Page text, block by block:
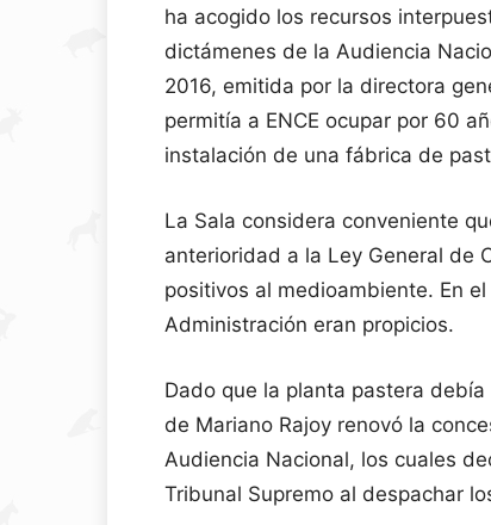
ha acogido los recursos
dictámenes de la Audiencia
2016, emitida por la directora
permitía a ENCE ocupar por 60
instalación de una fábrica de
La Sala considera conveniente
anterioridad a la Ley General de
positivos al medioambiente. En
Administración eran propicios.
Dado que la planta pastera
de Mariano Rajoy renovó la
Audiencia Nacional, los cuales
Tribunal Supremo al despachar